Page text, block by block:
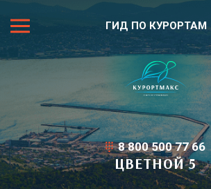
ГИД ПО КУРОРТАМ
8 800 500 77 66
ЦВЕТНОЙ 5